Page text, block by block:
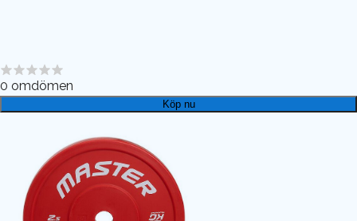
0 omdömen
Köp nu